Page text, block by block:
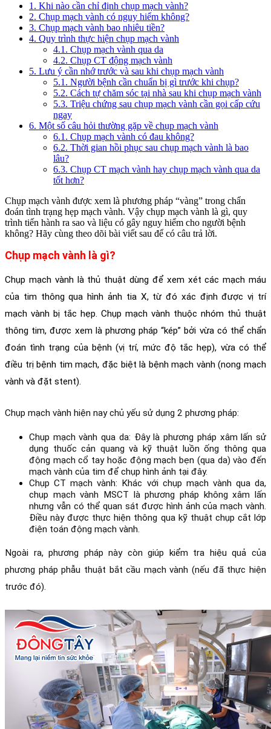
1. Khi nào cần chỉ định chụp mạch vành?
2. Chụp mạch vành có nguy hiểm không?
3. Chụp mạch vành bao nhiêu tiền?
4. Quy trình thực hiện chụp mạch vành
4.1. Chụp mạch vành qua da
4.2. Chụp CT động mạch vành
5. Lưu ý cần nhớ trước và sau khi chụp mạch vành
5.1. Người bệnh cần chuẩn bị gì trước khi chụp?
5.2. Cách tự chăm sóc tại nhà sau khi chụp mạch vành
5.3. Triệu chứng sau chụp mạch vành cần gọi cấp cứu
ngay
6. Một số câu hỏi thường gặp về chụp mạch vành
6.1. Chụp mạch vành có đau không?
6.2. Thời gian hồi phục sau chụp mạch vành là bao
lâu?
6.3. Chụp CT mạch vành hay chụp mạch vành qua da
tốt hơn?
Chụp mạch vành được xem là phương pháp “vàng” trong chẩn
đoán tình trạng hẹp mạch vành. Vậy chụp mạch vành là gì, quy
trình tiến hành ra sao và liệu có gây nguy hiểm cho người bệnh
không? Hãy cùng theo dõi bài viết sau để có câu trả lời.
Chụp mạch vành là gì?
Chụp mạch vành là thủ thuật dùng để xem xét các mạch máu
của tim thông qua hình ảnh tia X, từ đó xác định được vị trí
mạch vành bị tắc hẹp. Chụp mạch vành thuộc nhóm thủ thuật
thông tim, được xem là phương pháp “kép” bởi vừa có thể chẩn
đoán tình trạng của bệnh (vị trí, mức độ tắc hẹp), vừa có thể
điều trị bệnh tim mạch, đặc biệt là bệnh mạch vành (nong mạch
vành và đặt stent).
Chụp mạch vành hiện nay chủ yếu sử dụng 2 phương pháp:
Chụp mạch vành qua da: Đây là phương pháp xâm lấn sử
dụng thuốc cản quang và kỹ thuật luồn ống thông qua
động mạch cổ tay hoặc động mạch bẹn (qua da) vào đến
mạch vành của tim để chụp hình ảnh tại đây.
Chụp CT mạch vành: Khác với chụp mạch vành qua da,
chụp mạch vành MSCT là phương pháp không xâm lấn
nhưng vẫn có thể quan sát được hình ảnh của mạch vành.
Điều này được thực hiện thông qua kỹ thuật chụp cắt lớp
điện toán động mạch vành.
Ngoài ra, phương pháp này còn giúp kiểm tra hiệu quả của
phương pháp phẫu thuật bắt cầu mạch vành (nếu đã thực hiện
trước đó).